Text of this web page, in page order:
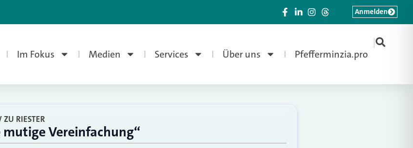
Im Fokus Medien Services Über uns Pfefferminzia.pro
|
Anmelden
ZU RIESTER
Vereinfachung“